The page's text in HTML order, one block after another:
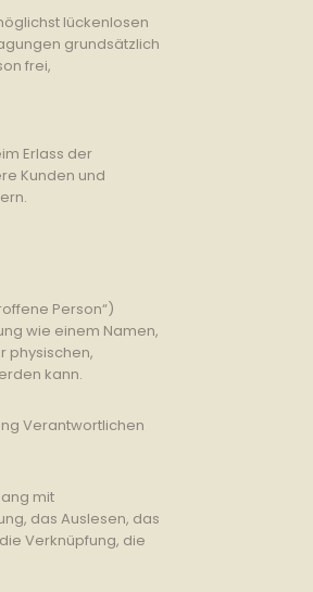
lückenlosen
grundsätzlich
frei,
Erlass der
Kunden und
Person“)
wie einem Namen,
physischen,
kann.
Verantwortlichen
mit
das Auslesen, das
Verknüpfung, die